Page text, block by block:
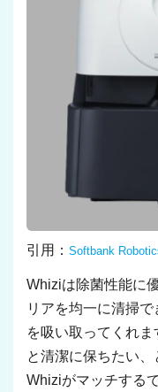
引用： Softbank
Whiziは除菌性能に
リアを均一に清掃
を吸い取ってくれ
と清潔に保ちたい
Whiziがマッチする